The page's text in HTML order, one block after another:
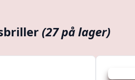
(27 på lager)